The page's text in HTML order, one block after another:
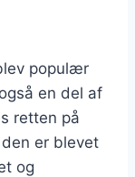
populær
en del af
retten på
er blevet
og